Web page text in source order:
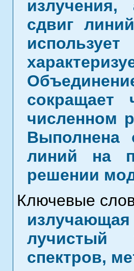
сдвиг
сокращает
численном
Выполнена
линий на
решении
Ключевые
лучистый
спектров,